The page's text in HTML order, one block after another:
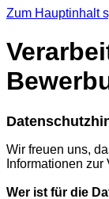
Zum Hauptinhalt
Wir freuen uns,
Informationen
Wer ist für die